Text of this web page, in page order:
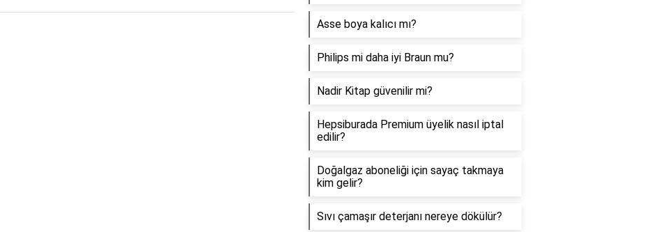
Asse boya kalıcı mı?
Philips mi daha iyi Braun mu?
Nadir Kitap güvenilir mi?
Hepsiburada Premium üyelik nasıl iptal
edilir?
Doğalgaz aboneliği için sayaç takmaya
kim gelir?
Sıvı çamaşır deterjanı nereye dökülür?